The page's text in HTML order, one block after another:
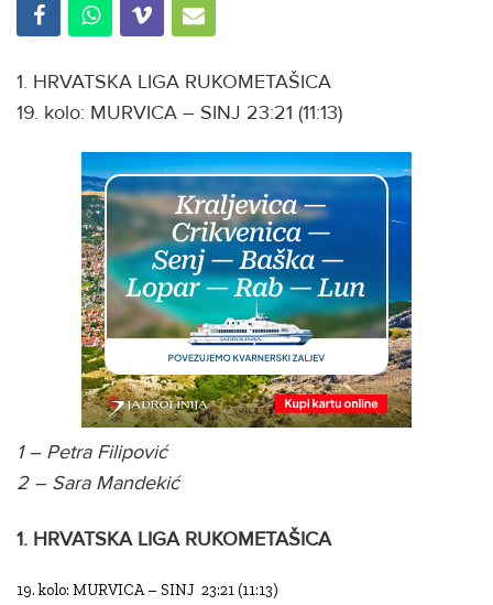
1. HRVATSKA LIGA RUKOMETAŠICA
19. kolo: MURVICA – SINJ 23:21 (11:13)
1 – Petra Filipović
2 – Sara Mandekić
1. HRVATSKA LIGA RUKOMETAŠICA
19. kolo: MURVICA – SINJ 23:21 (11:13)